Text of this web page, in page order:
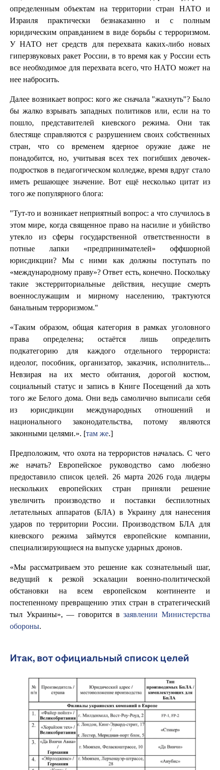
определенным объектам на территории стран НАТО и
Израиля практически безнаказанно и с полным
юридическим оправданием в виде борьбы с терроризмом.
У НАТО нет средств для перехвата каких-либо новых
гиперзвуковых ракет России, в то время как у России есть
все необходимое для перехвата всего, что НАТО может на
нее набросить.
Далее возникает вопрос: кого же сначала "жахнуть"? Было
бы жалко взрывать западных политиков или, если на то
пошло, представителей киевского режима. Они так
блестяще справляются с разрушением своих собственных
стран, что со временем ядерное оружие даже не
понадобится, но, учитывая всех тех погибших девочек-
подростков в педагогическом колледже, время вдруг стало
иметь решающее значение. Вот ещё несколько цитат из
того же популярного блога:
"Тут-то и возникает неприятный вопрос: а что случилось в
этом мире, когда священное право на насилие и убийство
утекло из сферы государственной ответственности в
потные лапки «предпринимателей» оффшорной
юрисдикции? Мы с ними как должны поступать по
«международному праву»? Ответ есть, конечно. Поскольку
такие экстерриториальные действия, несущие смерть
военнослужащим и мирному населению, трактуются
банальным терроризмом."
«Таким образом, общая категория в рамках уголовного
права определена; остаётся лишь определить
подкатегорию для каждого отдельного террориста:
идеолог, пособник, организатор, заказчик, исполнитель...
Невзирая на их место обитания, дорогой костюм,
социальный статус и запись в Книге Посещений да хоть
того же Белого дома. Они ведь самолично выписали себя
из юрисдикции международных отношений и
национального законодательства, потому являются
законными целями.». [там же.]
Предположим, что охота на террористов началась. С чего
же начать? Европейское руководство само любезно
предоставило список целей. 26 марта 2026 года лидеры
нескольких европейских стран приняли решение
увеличить производство и поставки беспилотных
летательных аппаратов (БЛА) в Украину для нанесения
ударов по территории России. Производством БЛА для
киевского режима займутся европейские компании,
специализирующиеся на выпуске ударных дронов.
«Мы рассматриваем это решение как сознательный шаг,
ведущий к резкой эскалации военно-политической
обстановки на всем европейском континенте и
постепенному превращению этих стран в стратегический
тыл Украины», — говорится взаявлении Министерства
обороны.
Итак, вот официальный список целей